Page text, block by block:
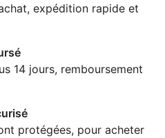
expédition rapide et
14 jours, remboursement
protégées, pour acheter